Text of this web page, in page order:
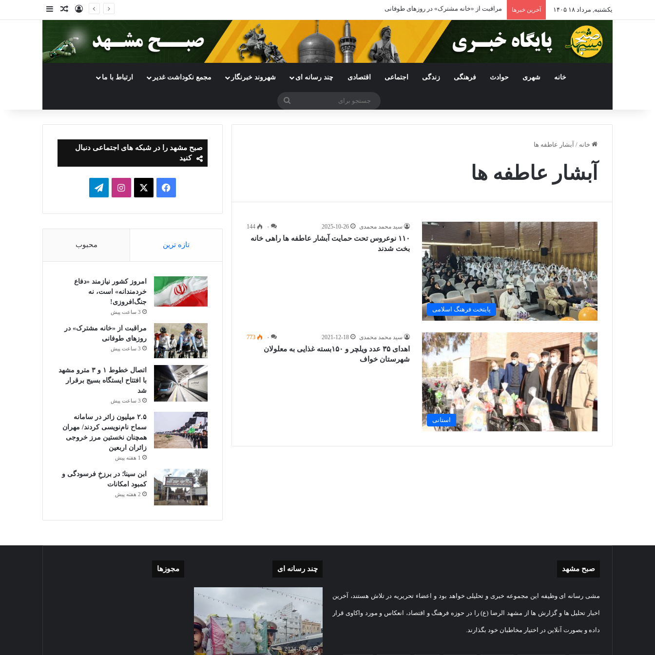
یکشنبه, مرداد ۱۸ ۱۴۰۵ آخرین خبرها اتصال خطوط ۱ و ۳ مترو مشهد با افتتاح ایستگاه بسیج برقرار شد ورودنوشته تصادفی
سایدبار
خانه شهری حوادث فرهنگی زندگی اجتماعی اقتصادی چند رسانه ای شهروند خبرنگار مجمع نکوداشت غدیر ارتباط با ما
جستجو
خانه / آبشار عاطفه ها
آبشار عاطفه ها
پایتخت فرهنگ اسلامی
سید محمد محمدی 2025-10-26 ۰ 144
۱۱۰ نوعروس تحت حمایت آبشار عاطفه ها راهی خانه
بخت شدند
استانی
سید محمد محمدی 2021-12-18 ۰ 773
اهدای ۳۵ عدد ویلچر و ۱۵۰بسته غذایی به معلولان
شهرستان خواف
صبح مشهد را در شبکه های اجتماعی دنبال
کنید
فیسبوک ایکساینستاگرامتلگرام
تازه ترین محبوب
امروز کشور نیازمند «دفاع
خردمندانه» است، نه
جنگ‌افروزی!
3 ساعت پیش
مراقبت از «خانه مشترک» در
روزهای طوفانی
3 ساعت پیش
اتصال خطوط ۱ و ۳ مترو مشهد
با افتتاح ایستگاه بسیج برقرار
شد
3 ساعت پیش
۲.۵ میلیون زائر در سامانه
سماح نام‌نویسی کردند/ مهران
همچنان نخستین مرز خروجی
زائران اربعین
1 هفته پیش
ابن سینا؛ در برزخِ فرسودگی و
کمبود امکانات
2 هفته پیش
صبح مشهد
مشی رسانه ای وظیفه این مجموعه خبری و تحلیلی خواهد بود و اعضاء تحریریه در تلاش هستند، آخرین
اخبار تحلیل ها و گزارش ها از مشهد الرضا (ع) را در حوزه فرهنگ و اقتصاد، انعکاس و مورد واکاوی قرار
داده و بصورت آنلاین در اختیار مخاطبان خود بگذارند.
چند رسانه ای
گزارش
تصویری
اقامه
عید
غبارروبی
مضجع
نورانی
تصویری
پیکر
مطهر
شهید
امنیت
2024-10-28
مجوزها